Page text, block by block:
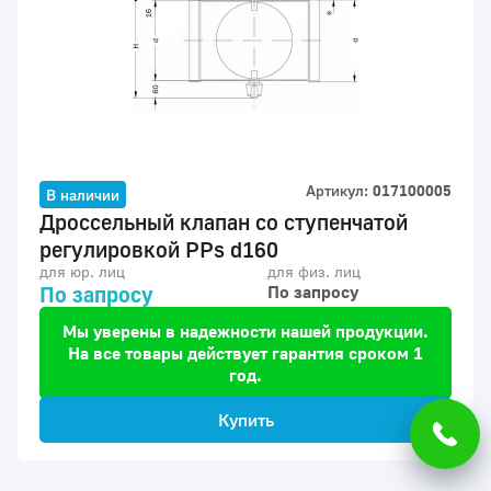
В наличии Артикул: 017100005
Дроcсельный клапан со ступенчатой
регулировкой PPs d160
для юр. лиц
По запросу
для физ. лиц
По запросу
Мы уверены в надежности нашей продукции.
На все товары действует гарантия сроком 1
год.
Купить